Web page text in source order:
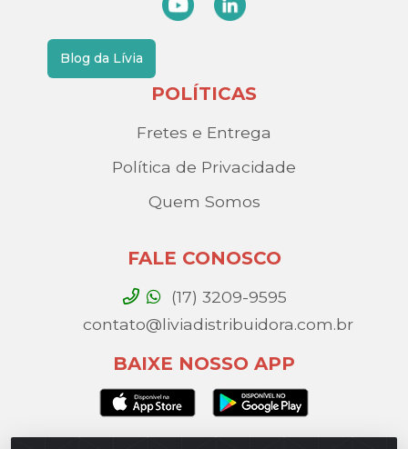
Blog da Lívia
POLÍTICAS
Fretes e Entrega
Política de Privacidade
Quem Somos
FALE CONOSCO
(17) 3209-9595
contato@liviadistribuidora.com.br
BAIXE NOSSO APP